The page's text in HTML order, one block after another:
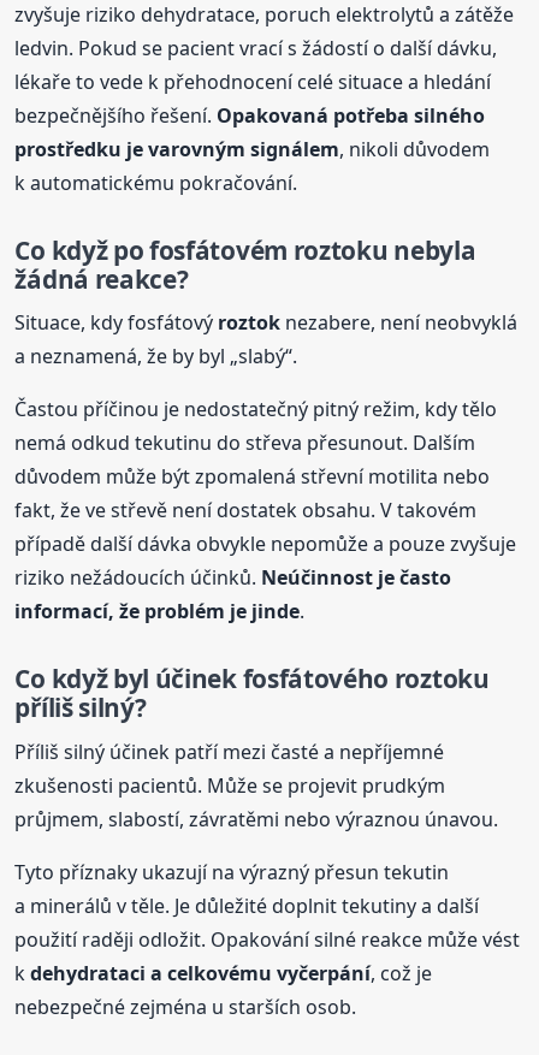
zvyšuje riziko dehydratace, poruch elektrolytů a zátěže
ledvin. Pokud se pacient vrací s žádostí o další dávku,
lékaře to vede k přehodnocení celé situace a hledání
bezpečnějšího řešení. Opakovaná potřeba silného
prostředku je varovným signálem, nikoli důvodem
k automatickému pokračování.
Co když po fosfátovém roztoku nebyla
žádná reakce?
Situace, kdy fosfátový roztok nezabere, není neobvyklá
a neznamená, že by byl „slabý“.
Častou příčinou je nedostatečný pitný režim, kdy tělo
nemá odkud tekutinu do střeva přesunout. Dalším
důvodem může být zpomalená střevní motilita nebo
fakt, že ve střevě není dostatek obsahu. V takovém
případě další dávka obvykle nepomůže a pouze zvyšuje
riziko nežádoucích účinků. Neúčinnost je často
informací, že problém je jinde.
Co když byl účinek fosfátového roztoku
příliš silný?
Příliš silný účinek patří mezi časté a nepříjemné
zkušenosti pacientů. Může se projevit prudkým
průjmem, slabostí, závratěmi nebo výraznou únavou.
Tyto příznaky ukazují na výrazný přesun tekutin
a minerálů v těle. Je důležité doplnit tekutiny a další
použití raději odložit. Opakování silné reakce může vést
kdehydrataci a celkovému vyčerpání, což je
nebezpečné zejména u starších osob.